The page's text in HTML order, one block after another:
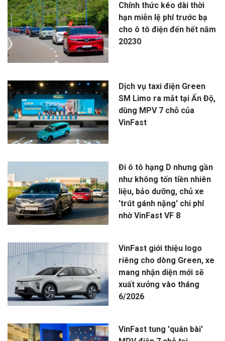
Chính thức kéo dài thời
hạn miễn lệ phí trước bạ
cho ô tô điện đến hết năm
20230
Dịch vụ taxi điện Green
SM Limo ra mắt tại Ấn Độ,
dùng MPV 7 chỗ của
VinFast
Đi ô tô hạng D nhưng gần
như không tốn tiền nhiên
liệu, bảo dưỡng, chủ xe
'trút gánh nặng' chi phí
nhờ VinFast VF 8
VinFast giới thiệu logo
riêng cho dòng Green, xe
mang nhận diện mới sẽ
xuất xưởng vào tháng
6/2026
VinFast tung 'quân bài'